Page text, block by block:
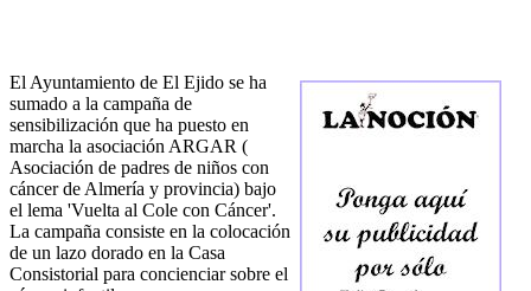
El Ayuntamiento de El Ejido se ha
sumado a la campaña de
sensibilización que ha puesto en
marcha la asociación ARGAR (
Asociación de padres de niños con
cáncer de Almería y provincia) bajo
el lema 'Vuelta al Cole con Cáncer'.
La campaña consiste en la colocación
de un lazo dorado en la Casa
Consistorial para concienciar sobre el